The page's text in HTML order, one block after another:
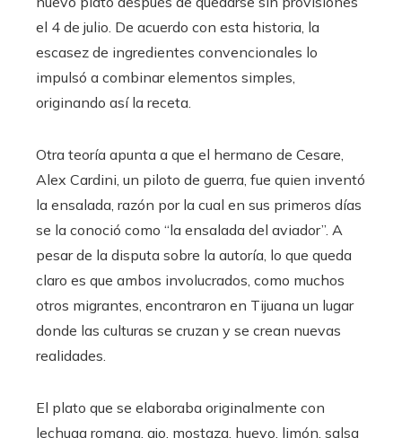
el 4 de julio. De acuerdo con esta historia, la
escasez de ingredientes convencionales lo
impulsó a combinar elementos simples,
originando así la receta.
Otra teoría apunta a que el hermano de Cesare,
Alex Cardini, un piloto de guerra, fue quien inventó
la ensalada, razón por la cual en sus primeros días
se la conoció como “la ensalada del aviador”. A
pesar de la disputa sobre la autoría, lo que queda
claro es que ambos involucrados, como muchos
otros migrantes, encontraron en Tijuana un lugar
donde las culturas se cruzan y se crean nuevas
realidades.
El plato que se elaboraba originalmente con
lechuga romana, ajo, mostaza, huevo, limón, salsa